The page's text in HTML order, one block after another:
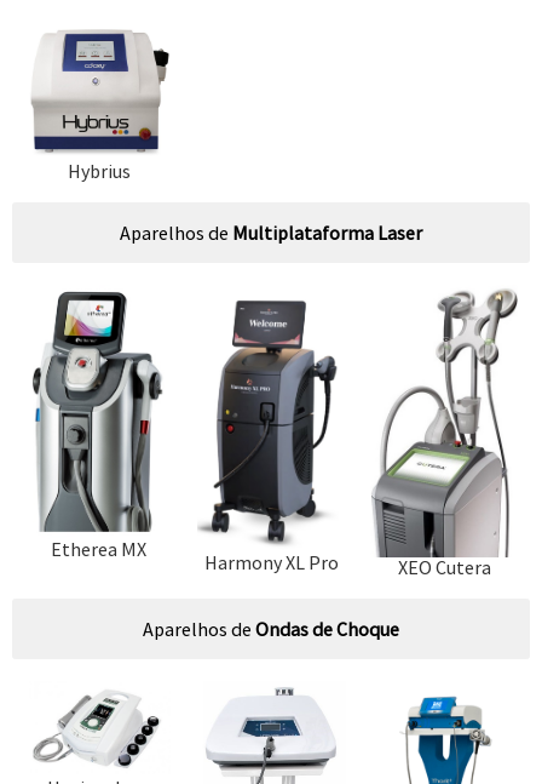
Hybrius
Aparelhos de Multiplataforma Laser
Etherea MX
Harmony XL Pro XEO Cutera
Aparelhos de Ondas de Choque